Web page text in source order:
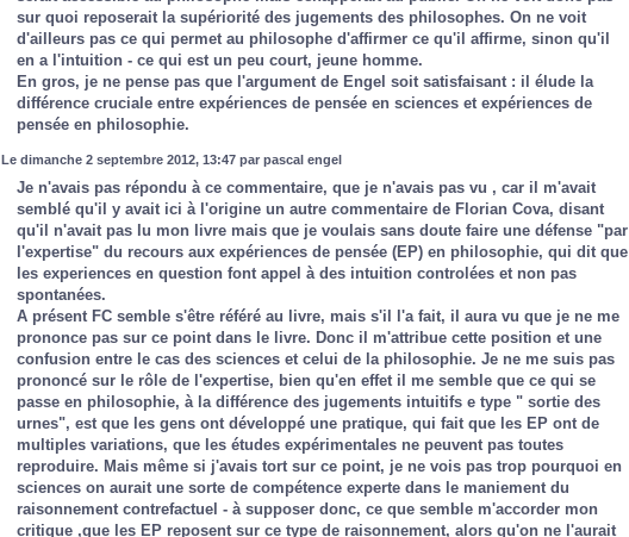
sur quoi reposerait la supériorité des jugements des philosophes. On ne voit
d'ailleurs pas ce qui permet au philosophe d'affirmer ce qu'il affirme, sinon qu'il
en a l'intuition - ce qui est un peu court, jeune homme.
En gros, je ne pense pas que l'argument de Engel soit satisfaisant : il élude la
différence cruciale entre expériences de pensée en sciences et expériences de
pensée en philosophie.
Le dimanche 2 septembre 2012, 13:47 par pascal engel
Je n'avais pas répondu à ce commentaire, que je n'avais pas vu , car il m'avait
semblé qu'il y avait ici à l'origine un autre commentaire de Florian Cova, disant
qu'il n'avait pas lu mon livre mais que je voulais sans doute faire une défense "par
l'expertise" du recours aux expériences de pensée (EP) en philosophie, qui dit que
les experiences en question font appel à des intuition controlées et non pas
spontanées.
A présent FC semble s'être référé au livre, mais s'il l'a fait, il aura vu que je ne me
prononce pas sur ce point dans le livre. Donc il m'attribue cette position et une
confusion entre le cas des sciences et celui de la philosophie. Je ne me suis pas
prononcé sur le rôle de l'expertise, bien qu'en effet il me semble que ce qui se
passe en philosophie, à la différence des jugements intuitifs e type " sortie des
urnes", est que les gens ont développé une pratique, qui fait que les EP ont de
multiples variations, que les études expérimentales ne peuvent pas toutes
reproduire. Mais même si j'avais tort sur ce point, je ne vois pas trop pourquoi en
sciences on aurait une sorte de compétence experte dans le maniement du
raisonnement contrefactuel - à supposer donc, ce que semble m'accorder mon
critique ,que les EP reposent sur ce type de raisonnement, alors qu'on ne l'aurait